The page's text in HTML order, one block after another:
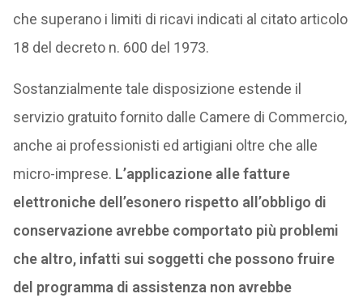
che superano i limiti di ricavi indicati al citato articolo
18 del decreto n. 600 del 1973.
Sostanzialmente tale disposizione estende il
servizio gratuito fornito dalle Camere di Commercio,
anche ai professionisti ed artigiani oltre che alle
micro-imprese. L’applicazione alle fatture
elettroniche dell’esonero rispetto all’obbligo di
conservazione avrebbe comportato più problemi
che altro, infatti sui soggetti che possono fruire
del programma di assistenza non avrebbe